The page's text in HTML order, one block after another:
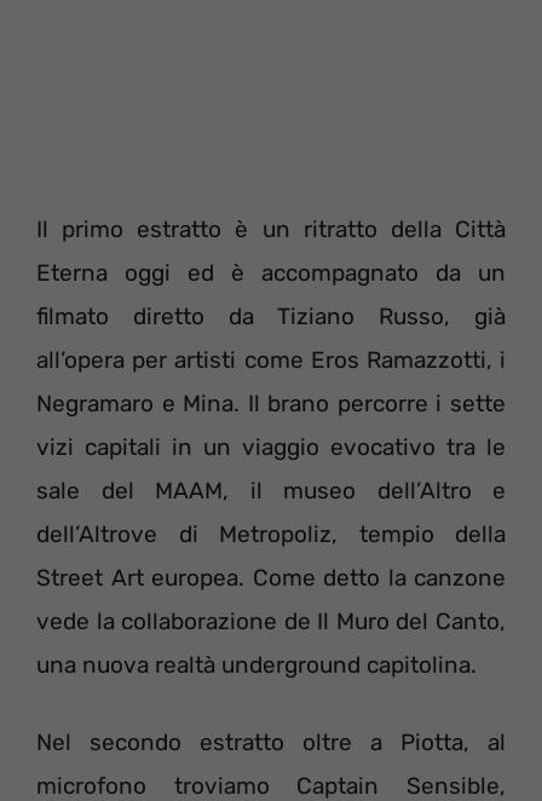
Il primo estratto è un ritratto della Città
Eterna oggi ed è accompagnato da un
filmato diretto da Tiziano Russo, già
all’opera per artisti come Eros Ramazzotti, i
Negramaro e Mina. Il brano percorre i sette
vizi capitali in un viaggio evocativo tra le
sale del MAAM, il museo dell’Altro e
dell’Altrove di Metropoliz, tempio della
Street Art europea. Come detto la canzone
vede la collaborazione de Il Muro del Canto,
una nuova realtà underground capitolina.
Nel secondo estratto oltre a Piotta, al
microfono troviamo Captain Sensible,